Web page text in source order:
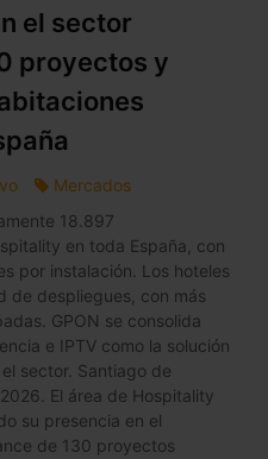
el sector
proyectos y
Mercados
18.897
en toda España, con
por instalación. Los hoteles
de despliegues, con más
GPON se consolida
e IPTV como la solución
sector. Santiago de
El área de Hospitality
su presencia en el
de 130 proyectos